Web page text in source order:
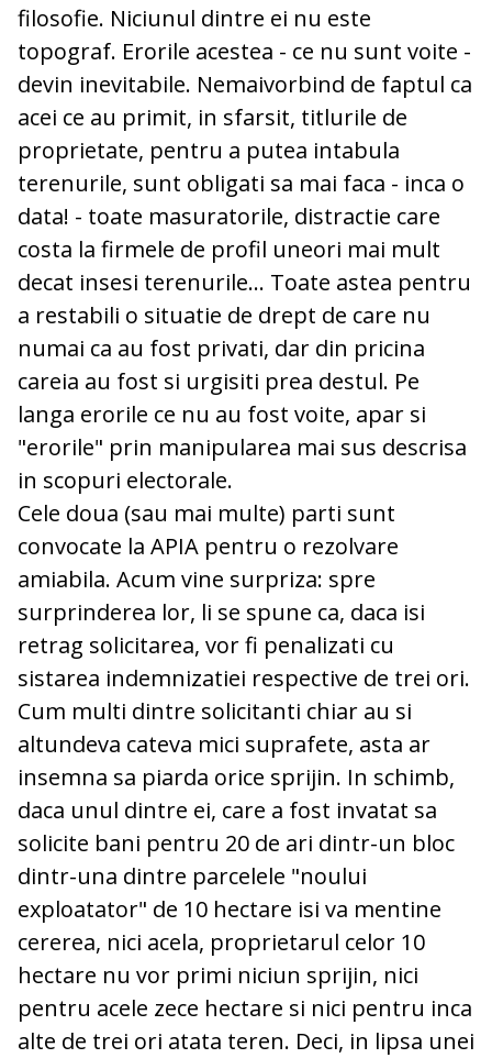
filosofie. Niciunul dintre ei nu este
topograf. Erorile acestea - ce nu sunt voite -
devin inevitabile. Nemaivorbind de faptul ca
acei ce au primit, in sfarsit, titlurile de
proprietate, pentru a putea intabula
terenurile, sunt obligati sa mai faca - inca o
data! - toate masuratorile, distractie care
costa la firmele de profil uneori mai mult
decat insesi terenurile... Toate astea pentru
a restabili o situatie de drept de care nu
numai ca au fost privati, dar din pricina
careia au fost si urgisiti prea destul. Pe
langa erorile ce nu au fost voite, apar si
"erorile" prin manipularea mai sus descrisa
in scopuri electorale.
Cele doua (sau mai multe) parti sunt
convocate la APIA pentru o rezolvare
amiabila. Acum vine surpriza: spre
surprinderea lor, li se spune ca, daca isi
retrag solicitarea, vor fi penalizati cu
sistarea indemnizatiei respective de trei ori.
Cum multi dintre solicitanti chiar au si
altundeva cateva mici suprafete, asta ar
insemna sa piarda orice sprijin. In schimb,
daca unul dintre ei, care a fost invatat sa
solicite bani pentru 20 de ari dintr-un bloc
dintr-una dintre parcelele "noului
exploatator" de 10 hectare isi va mentine
cererea, nici acela, proprietarul celor 10
hectare nu vor primi niciun sprijin, nici
pentru acele zece hectare si nici pentru inca
alte de trei ori atata teren. Deci, in lipsa unei